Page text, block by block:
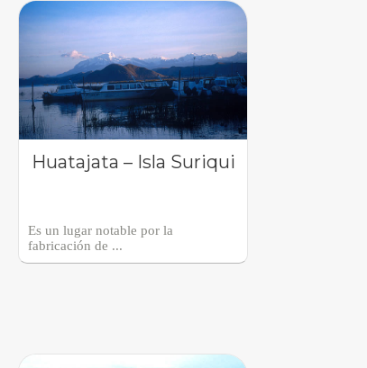
Huatajata – Isla Suriqui
Es un lugar notable por la
fabricación de ...